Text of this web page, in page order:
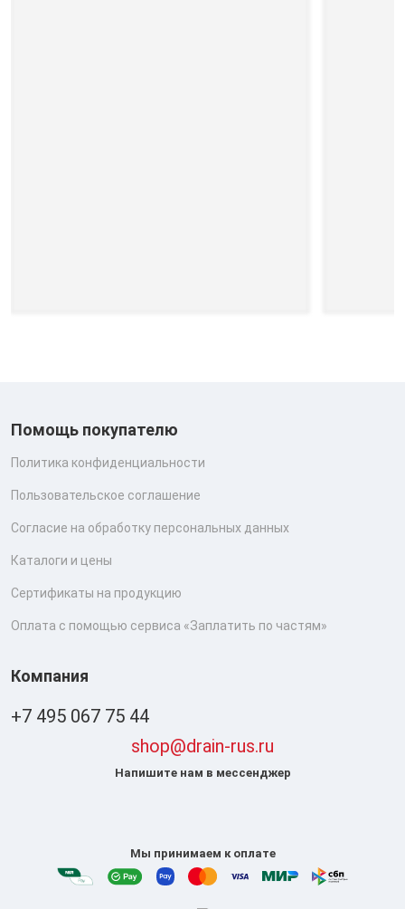
Помощь покупателю
Политика конфиденциальности
Пользовательское соглашение
Согласие на обработку персональных данных
Каталоги и цены
Сертификаты на продукцию
Оплата с помощью сервиса «Заплатить по частям»
Компания
+7 495 067 75 44
shop@drain-rus.ru
Напишите нам в мессенджер
Мы принимаем к оплате